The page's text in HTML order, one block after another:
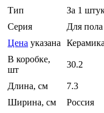
Тип
За 1
Серия
Для пола
Цена указана
В коробке,
шт
30.2
Длина, см
7.3
Ширина, см
Россия